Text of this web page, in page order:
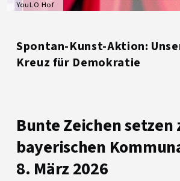
YouLO Hof
Spontan-Kunst-Aktion:
Kreuz für Demokratie
Bunte Zeichen setzen
bayerischen
8. März 2026